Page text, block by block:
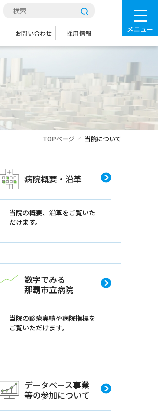
メニュー
お問い合わせ 採用情報
TOPページ 当院について
病院概要・沿革
当院の概要、沿革をご覧いた
だけます。
数字でみる
那覇市立病院
当院の診療実績や病院指標を
ご覧いただけます。
データベース事業
等の参加について